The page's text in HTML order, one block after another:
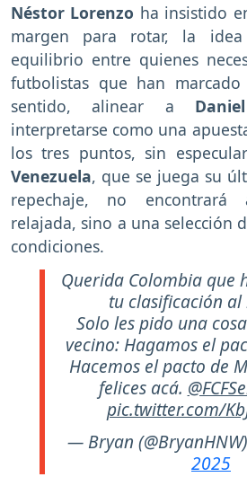
Néstor Lorenzo ha insistido
margen para rotar, la
equilibrio entre quienes
futbolistas que han marcado
sentido, alinear a
interpretarse como una
los tres puntos, sin
Venezuela, que se juega su
repechaje, no
relajada, sino a una selección
condiciones.
Querida Colombia que
tu clasificación
Solo les pido una
vecino: Hagamos el
Hacemos el pacto de
felices acá.
pic.twitter.com/
— Bryan (@BryanHNW)
2025